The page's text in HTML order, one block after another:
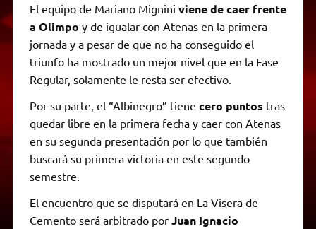
El equipo de Mariano Mignini viene de caer frente
a Olimpo y de igualar con Atenas en la primera
jornada y a pesar de que no ha conseguido el
triunfo ha mostrado un mejor nivel que en la Fase
Regular, solamente le resta ser efectivo.
Por su parte, el “Albinegro” tiene cero puntos tras
quedar libre en la primera fecha y caer con Atenas
en su segunda presentación por lo que también
buscará su primera victoria en este segundo
semestre.
El encuentro que se disputará en La Visera de
Cemento será arbitrado por Juan Ignacio